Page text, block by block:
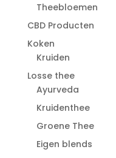
Theebloemen
CBD Producten
Koken
Kruiden
Losse thee
Ayurveda
Kruidenthee
Groene Thee
Eigen blends